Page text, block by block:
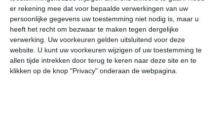
er rekening mee dat voor bepaalde verwerkingen van uw
persoonlijke gegevens uw toestemming niet nodig is, maar u
heeft het recht om bezwaar te maken tegen dergelijke
verwerking. Uw voorkeuren gelden uitsluitend voor deze
website. U kunt uw voorkeuren wijzigen of uw toestemming te
allen tijde intrekken door terug te keren naar deze site en te
klikken op de knop "Privacy" onderaan de webpagina.
01:00 10:00
01:00 04:00 07:00 10:00 13:00